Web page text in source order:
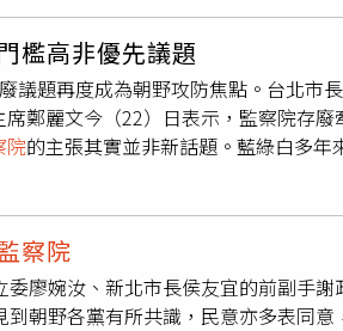
檻高非優先議題
議題再度成為朝野攻防焦點。台北市
鄭麗文今（22）日表示，監察院存廢
院的主張其實並非新話題。藍綠白多年
法架構及憲政機關存廢，不僅需要跨
。也因此，相關討論多年來往往是
，甚至質疑有酬庸爭議。蔣萬安日前
作，再尋求朝野共識推動修憲廢監院
直有人主張廢除監察院 ，甚至重新檢討
察院
廖婉汝、新北市長侯友宜的前副手
朝野各黨有所共識，民意亦多表同意